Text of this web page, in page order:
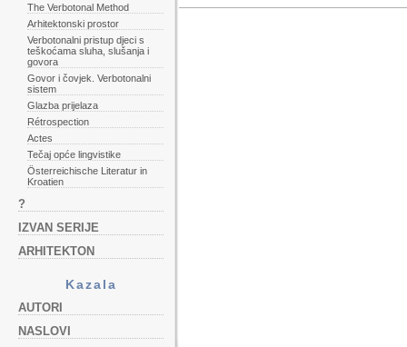
The Verbotonal Method
Arhitektonski prostor
Verbotonalni pristup djeci s
teškoćama sluha, slušanja i
govora
Govor i čovjek. Verbotonalni
sistem
Glazba prijelaza
Rétrospection
Actes
Tečaj opće lingvistike
Österreichische Literatur in
Kroatien
?
IZVAN SERIJE
ARHITEKTON
Kazala
AUTORI
NASLOVI